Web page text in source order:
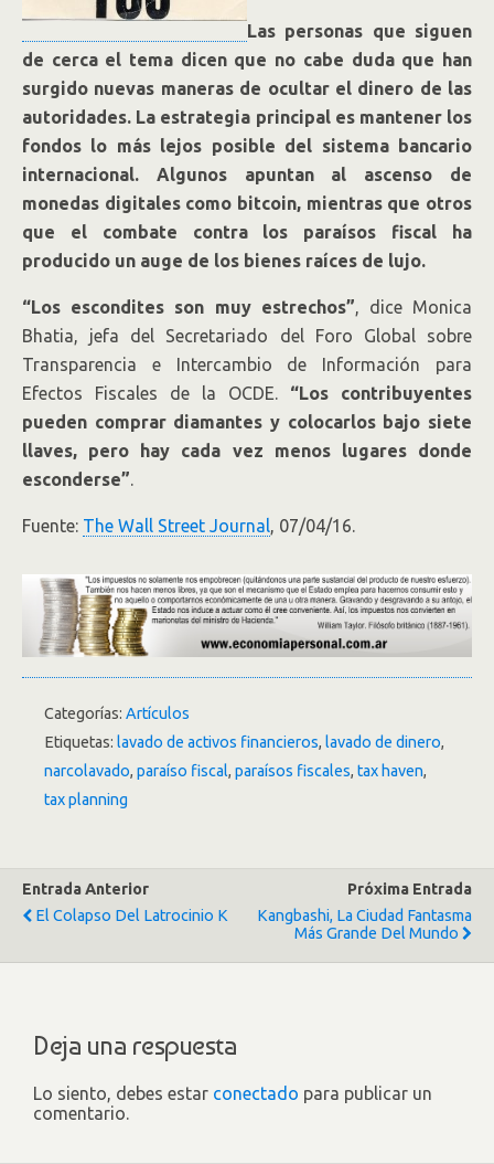
Las personas que siguen
de cerca el tema dicen que no cabe duda que han
surgido nuevas maneras de ocultar el dinero de las
autoridades. La estrategia principal es mantener los
fondos lo más lejos posible del sistema bancario
internacional. Algunos apuntan al ascenso de
monedas digitales como bitcoin, mientras que otros
que el combate contra los paraísos fiscal ha
producido un auge de los bienes raíces de lujo.
“Los escondites son muy estrechos”, dice Monica
Bhatia, jefa del Secretariado del Foro Global sobre
Transparencia e Intercambio de Información para
Efectos Fiscales de la OCDE. “Los contribuyentes
pueden comprar diamantes y colocarlos bajo siete
llaves, pero hay cada vez menos lugares donde
esconderse”.
Fuente: The Wall Street Journal, 07/04/16.
Categorías: Artículos
Etiquetas: lavado de activos financieros, lavado de dinero,
narcolavado, paraíso fiscal, paraísos fiscales, tax haven,
tax planning
Entrada Anterior
El Colapso Del Latrocinio K
Próxima Entrada
Kangbashi, La Ciudad Fantasma
Más Grande Del Mundo
Deja una respuesta
Lo siento, debes estar conectado para publicar un
comentario.